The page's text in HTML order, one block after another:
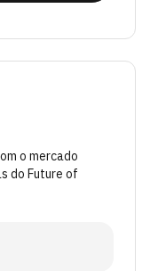
o mercado
do Future of